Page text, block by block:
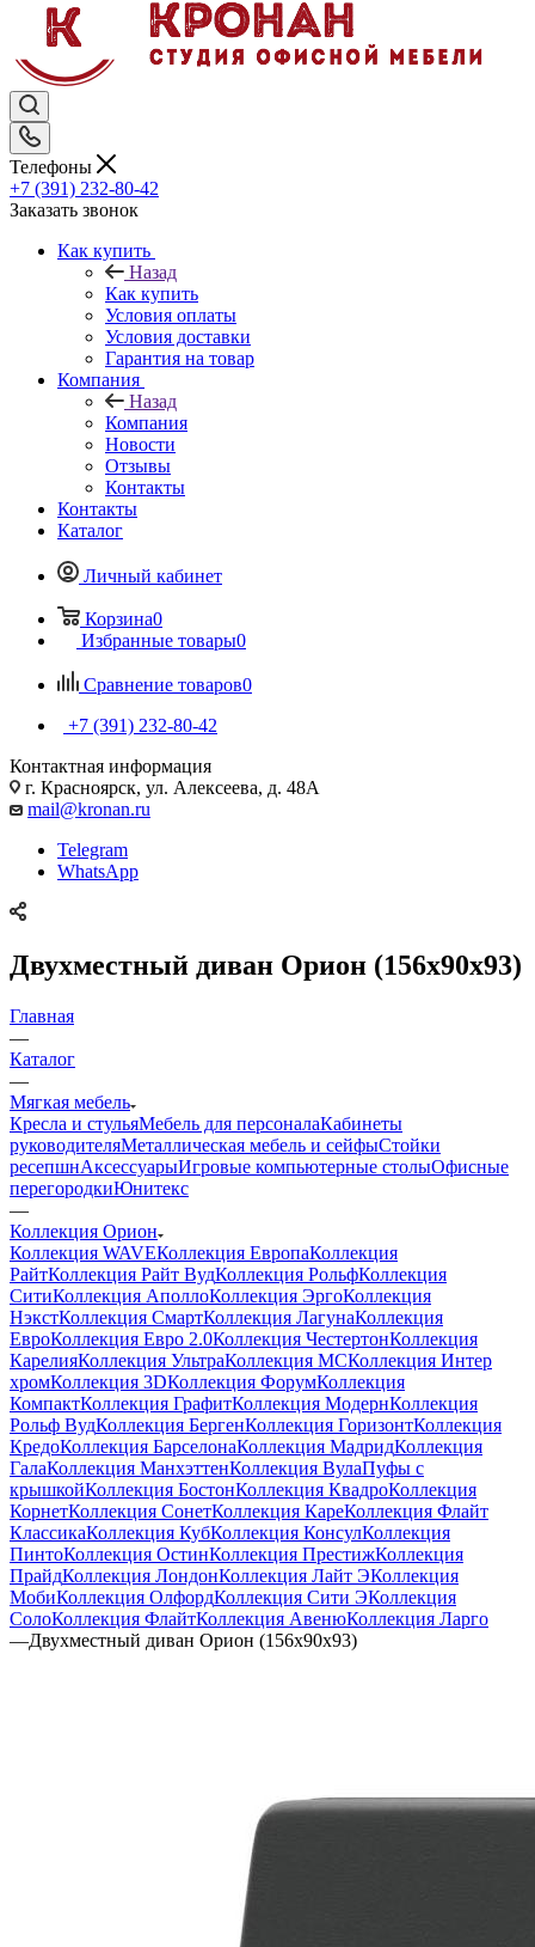
Телефоны
+7 (391) 232-80-42
Заказать звонок
Как купить
Назад
Как купить
Условия оплаты
Условия доставки
Гарантия на товар
Компания
Назад
Компания
Новости
Отзывы
Контакты
Контакты
Каталог
Личный кабинет
Корзина0
Избранные товары0
Сравнение товаров0
+7 (391) 232-80-42
Контактная информация
г. Красноярск, ул. Алексеева, д. 48А
mail@kronan.ru
Telegram
WhatsApp
Двухместный диван Орион (156х90х93)
Главная
—
Каталог
—
Мягкая мебель
Кресла и стульяМебель для персоналаКабинеты
руководителяМеталлическая мебель и сейфыСтойки
ресепшнАксессуарыИгровые компьютерные столыОфисные
перегородкиЮнитекс
—
Коллекция Орион
Коллекция WAVEКоллекция ЕвропаКоллекция
РайтКоллекция Райт ВудКоллекция РольфКоллекция
СитиКоллекция АполлоКоллекция ЭргоКоллекция
НэкстКоллекция СмартКоллекция ЛагунаКоллекция
ЕвроКоллекция Евро 2.0Коллекция ЧестертонКоллекция
КарелияКоллекция УльтраКоллекция МСКоллекция Интер
хромКоллекция 3DКоллекция ФорумКоллекция
КомпактКоллекция ГрафитКоллекция МодернКоллекция
Рольф ВудКоллекция БергенКоллекция ГоризонтКоллекция
КредоКоллекция БарселонаКоллекция МадридКоллекция
ГалаКоллекция МанхэттенКоллекция ВулаПуфы с
крышкойКоллекция БостонКоллекция КвадроКоллекция
КорнетКоллекция СонетКоллекция КареКоллекция Флайт
КлассикаКоллекция КубКоллекция КонсулКоллекция
ПинтоКоллекция ОстинКоллекция ПрестижКоллекция
ПрайдКоллекция ЛондонКоллекция Лайт ЭКоллекция
МобиКоллекция ОлфордКоллекция Сити ЭКоллекция
СолоКоллекция ФлайтКоллекция АвенюКоллекция Ларго
—Двухместный диван Орион (156х90х93)